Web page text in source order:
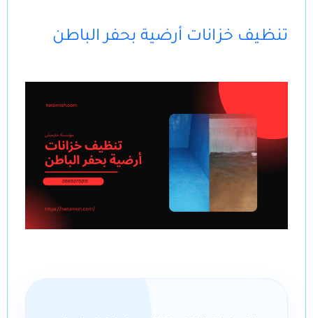
تنظيف خزانات أرضية بحفر الباطن